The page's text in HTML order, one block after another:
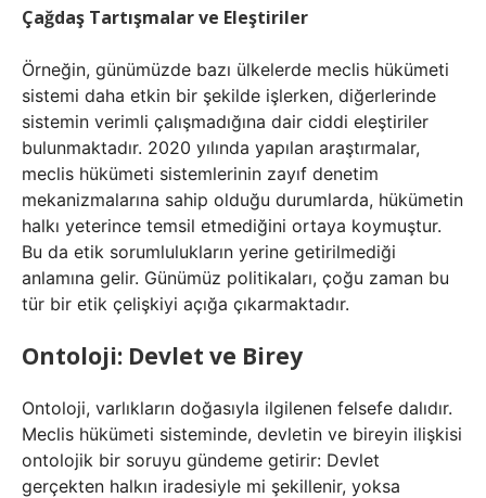
Çağdaş Tartışmalar ve Eleştiriler
Örneğin, günümüzde bazı ülkelerde meclis hükümeti
sistemi daha etkin bir şekilde işlerken, diğerlerinde
sistemin verimli çalışmadığına dair ciddi eleştiriler
bulunmaktadır. 2020 yılında yapılan araştırmalar,
meclis hükümeti sistemlerinin zayıf denetim
mekanizmalarına sahip olduğu durumlarda, hükümetin
halkı yeterince temsil etmediğini ortaya koymuştur.
Bu da etik sorumlulukların yerine getirilmediği
anlamına gelir. Günümüz politikaları, çoğu zaman bu
tür bir etik çelişkiyi açığa çıkarmaktadır.
Ontoloji: Devlet ve Birey
Ontoloji, varlıkların doğasıyla ilgilenen felsefe dalıdır.
Meclis hükümeti sisteminde, devletin ve bireyin ilişkisi
ontolojik bir soruyu gündeme getirir: Devlet
gerçekten halkın iradesiyle mi şekillenir, yoksa